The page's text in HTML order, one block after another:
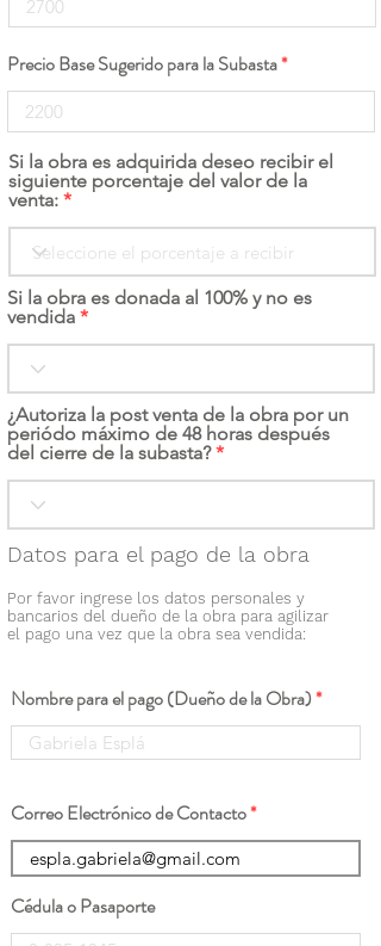
Precio Base Sugerido para la Subasta
Si la obra es adquirida deseo recibir el
siguiente porcentaje del valor de la
venta:
Si la obra es donada al 100% y no es
vendida
¿Autoriza la post venta de la obra por un
periódo máximo de 48 horas después
del cierre de la subasta?
Datos para el pago de la obra
Por favor ingrese los datos personales y
bancarios del dueño de la obra para agilizar
el pago una vez que la obra sea vendida:
Nombre para el pago (Dueño de la Obra)
Correo Electrónico de Contacto
Cédula o Pasaporte